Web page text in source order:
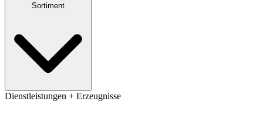
Sortiment
Dienstleistungen + Erzeugnisse